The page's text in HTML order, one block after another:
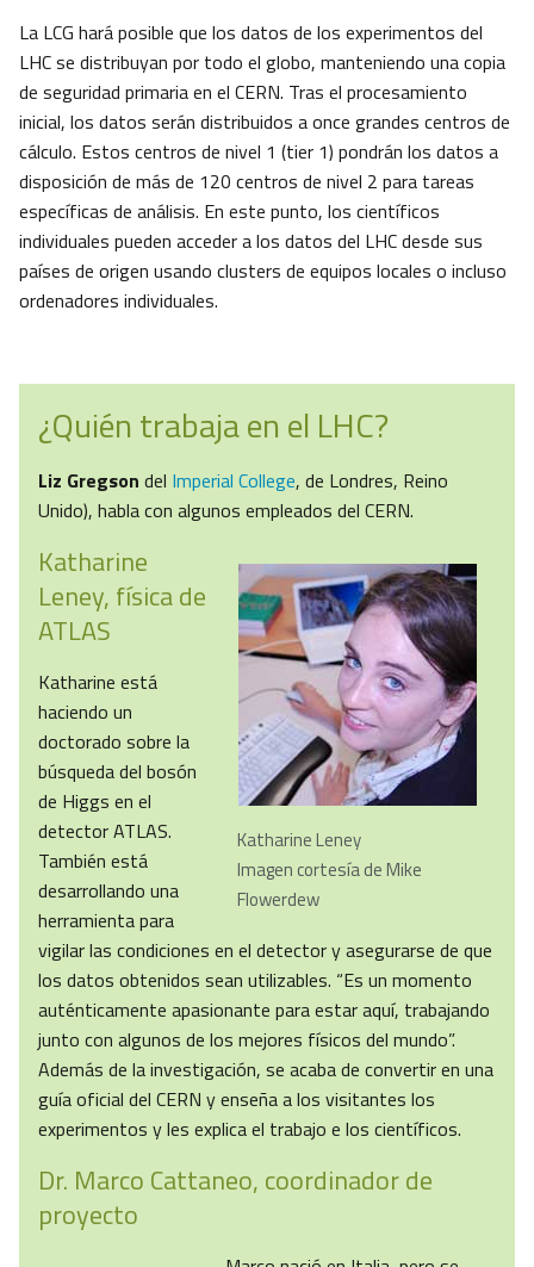
La LCG hará posible que los datos de los experimentos del
LHC se distribuyan por todo el globo, manteniendo una copia
de seguridad primaria en el CERN. Tras el procesamiento
inicial, los datos serán distribuidos a once grandes centros de
cálculo. Estos centros de nivel 1 (tier 1) pondrán los datos a
disposición de más de 120 centros de nivel 2 para tareas
específicas de análisis. En este punto, los científicos
individuales pueden acceder a los datos del LHC desde sus
países de origen usando clusters de equipos locales o incluso
ordenadores individuales.
¿Quién trabaja en el LHC?
Liz Gregson del Imperial College, de Londres, Reino
Unido), habla con algunos empleados del CERN.
Katharine Leney
Imagen cortesía de Mike
Flowerdew
Katharine
Leney, física de
ATLAS
Katharine está
haciendo un
doctorado sobre la
búsqueda del bosón
de Higgs en el
detector ATLAS.
También está
desarrollando una
herramienta para
vigilar las condiciones en el detector y asegurarse de que
los datos obtenidos sean utilizables. “Es un momento
auténticamente apasionante para estar aquí, trabajando
junto con algunos de los mejores físicos del mundo”.
Además de la investigación, se acaba de convertir en una
guía oficial del CERN y enseña a los visitantes los
experimentos y les explica el trabajo e los científicos.
Dr. Marco Cattaneo, coordinador de
proyecto